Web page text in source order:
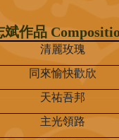
斌作品
清麗玫瑰
同來愉快歡欣
天祐吾邦
主光領路